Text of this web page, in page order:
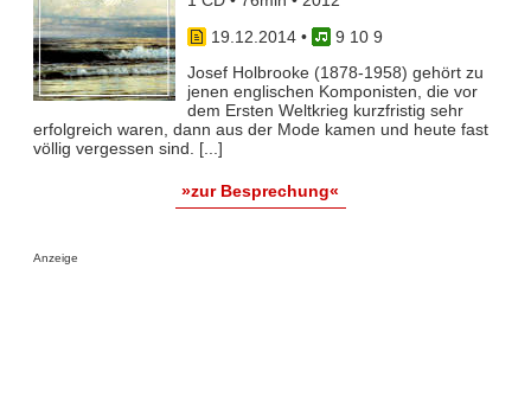
19.12.2014•
9 10 9
Josef Holbrooke (1878-1958) gehört zu
jenen englischen Komponisten, die vor
dem Ersten Weltkrieg kurzfristig sehr
erfolgreich waren, dann aus der Mode kamen und heute fast
völlig vergessen sind. [...]
»zur Besprechung«
Anzeige